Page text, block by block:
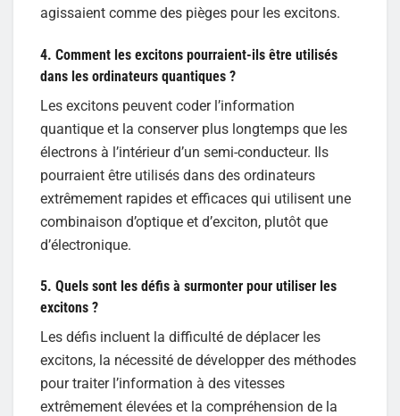
agissaient comme des pièges pour les excitons.
4. Comment les excitons pourraient-ils être utilisés
dans les ordinateurs quantiques ?
Les excitons peuvent coder l’information
quantique et la conserver plus longtemps que les
électrons à l’intérieur d’un semi-conducteur. Ils
pourraient être utilisés dans des ordinateurs
extrêmement rapides et efficaces qui utilisent une
combinaison d’optique et d’exciton, plutôt que
d’électronique.
5. Quels sont les défis à surmonter pour utiliser les
excitons ?
Les défis incluent la difficulté de déplacer les
excitons, la nécessité de développer des méthodes
pour traiter l’information à des vitesses
extrêmement élevées et la compréhension de la